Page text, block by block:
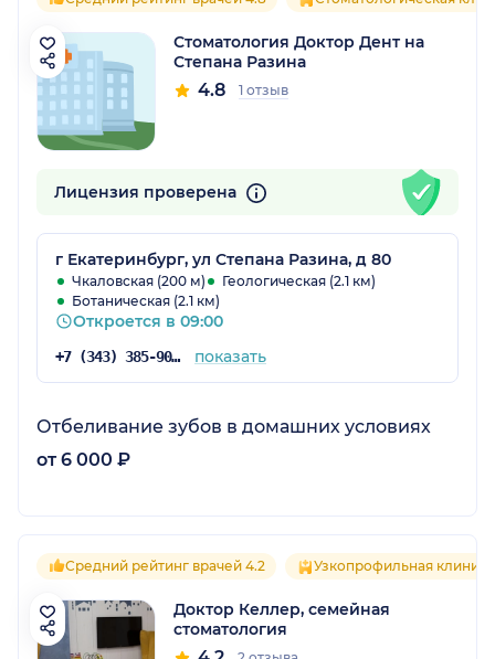
Стоматология Доктор Дент на
Степана Разина
4.8 1 отзыв
Лицензия проверена
г Екатеринбург, ул Степана Разина, д 80
Чкаловская (200 м)
Геологическая (2.1 км)
Ботаническая (2.1 км)
Откроется в 09:00
+7 (343) 385-90-95 показать
Отбеливание зубов в домашних условиях
от 6 000 ₽
Средний рейтинг врачей 4.2 Узкопрофильная клиника
Доктор Келлер, семейная
стоматология